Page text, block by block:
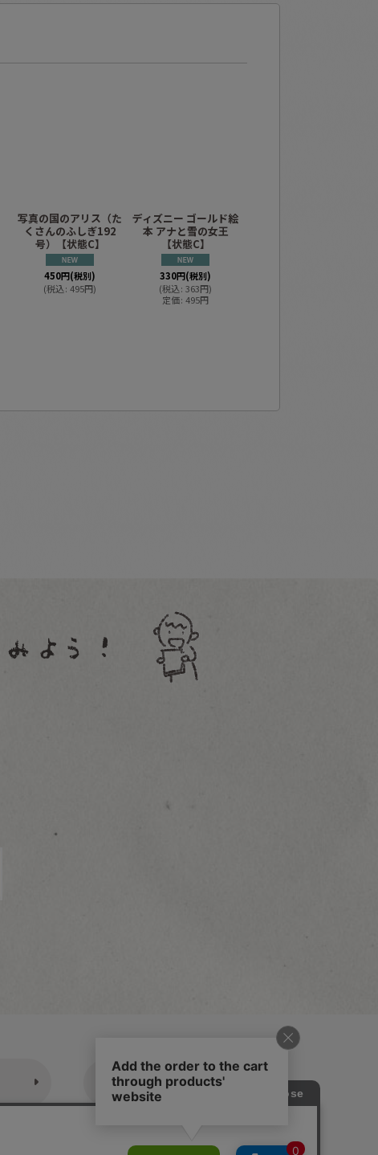
写真の国のアリス（た
くさんのふしぎ192
号）【状態C】
450円(税別)
(税込: 495円)
ディズニー ゴールド絵
本 アナと雪の女王
【状態C】
330円(税別)
(税込: 363円)
定価: 495円
休業日のご案内